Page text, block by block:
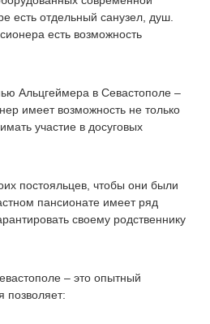
есть отдельный санузел, душ.
есть возможность
Альцгеймера в Севастополе –
имеет возможность не только
участие в досуговых
постояльцев, чтобы они были
пансионате имеет ряд
своему родственнику
– это опытный
позволяет: